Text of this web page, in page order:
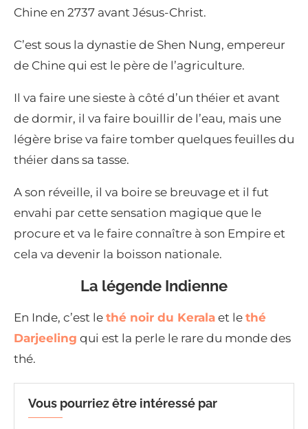
Chine en 2737 avant Jésus-Christ.
C’est sous la dynastie de Shen Nung, empereur
de Chine qui est le père de l’agriculture.
Il va faire une sieste à côté d’un théier et avant
de dormir, il va faire bouillir de l’eau, mais une
légère brise va faire tomber quelques feuilles du
théier dans sa tasse.
A son réveille, il va boire se breuvage et il fut
envahi par cette sensation magique que le
procure et va le faire connaître à son Empire et
cela va devenir la boisson nationale.
La légende Indienne
En Inde, c’est le thé noir du Kerala et le thé
Darjeeling qui est la perle le rare du monde des
thé.
Vous pourriez être intéressé par